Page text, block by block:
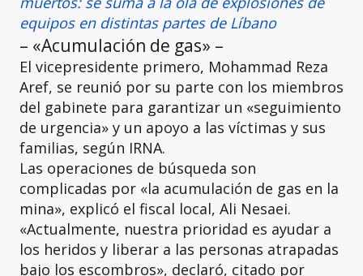
equipos en distintas partes de Líbano
– «Acumulación de gas» –
El vicepresidente primero, Mohammad Reza
Aref, se reunió por su parte con los miembros
del gabinete para garantizar un «seguimiento
de urgencia» y un apoyo a las víctimas y sus
familias, según IRNA.
Las operaciones de búsqueda son
complicadas por «la acumulación de gas en la
mina», explicó el fiscal local, Ali Nesaei.
«Actualmente, nuestra prioridad es ayudar a
los heridos y liberar a las personas atrapadas
bajo los escombros», declaró, citado por